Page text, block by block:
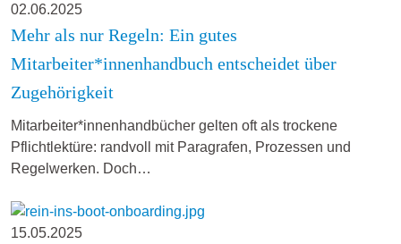
02.06.2025
Mehr als nur Regeln: Ein gutes
Mitarbeiter*innenhandbuch entscheidet über
Zugehörigkeit
Mitarbeiter*innenhandbücher gelten oft als trockene
Pflichtlektüre: randvoll mit Paragrafen, Prozessen und
Regelwerken. Doch…
15.05.2025